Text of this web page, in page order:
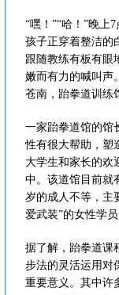
“嘿！”“哈！”晚上
孩子正穿着整洁的
跟随教练有板有眼
嫩而有力的喊叫声
苍南，跆拳道训练
一家跆拳道馆的馆
性有很大帮助，塑
大学生和家长的欢
中。该道馆目前就
岁的成人不等，主
爱武装”的女性学员
据了解，跆拳道课
步法的灵活运用对
重要意义。其中许